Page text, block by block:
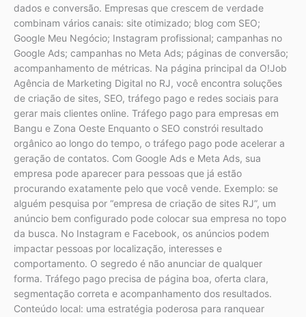
dados e conversão. Empresas que crescem de verdade
combinam vários canais: site otimizado; blog com SEO;
Google Meu Negócio; Instagram profissional; campanhas no
Google Ads; campanhas no Meta Ads; páginas de conversão;
acompanhamento de métricas. Na página principal da O!Job
Agência de Marketing Digital no RJ, você encontra soluções
de criação de sites, SEO, tráfego pago e redes sociais para
gerar mais clientes online. Tráfego pago para empresas em
Bangu e Zona Oeste Enquanto o SEO constrói resultado
orgânico ao longo do tempo, o tráfego pago pode acelerar a
geração de contatos. Com Google Ads e Meta Ads, sua
empresa pode aparecer para pessoas que já estão
procurando exatamente pelo que você vende. Exemplo: se
alguém pesquisa por “empresa de criação de sites RJ”, um
anúncio bem configurado pode colocar sua empresa no topo
da busca. No Instagram e Facebook, os anúncios podem
impactar pessoas por localização, interesses e
comportamento. O segredo é não anunciar de qualquer
forma. Tráfego pago precisa de página boa, oferta clara,
segmentação correta e acompanhamento dos resultados.
Conteúdo local: uma estratégia poderosa para ranquear